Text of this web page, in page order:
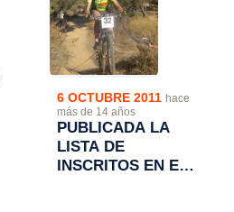
6 OCTUBRE 2011 hace
más de 14 años
PUBLICADA LA
LISTA DE
INSCRITOS EN EL